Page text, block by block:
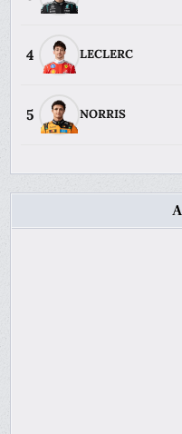
4 LECLERC
5 NORRIS